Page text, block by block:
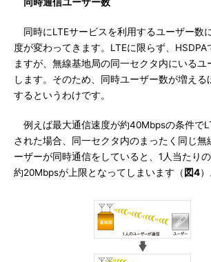
同時にLTEサービスを利用するユーザー数
度が変わってきます。LTEに限らず、HSDPA
ますが、無線基地局の同一セクタ内にいる
します。そのため、同時ユーザー数が増え
するというわけです。
例えば最大通信速度が約40Mbpsの条件で
された場合、同一セクタ内のまったく同じ無
ーザーが同時通信をしていると、1人当たり
約20Mbpsが上限となってしまいます（ 図4）